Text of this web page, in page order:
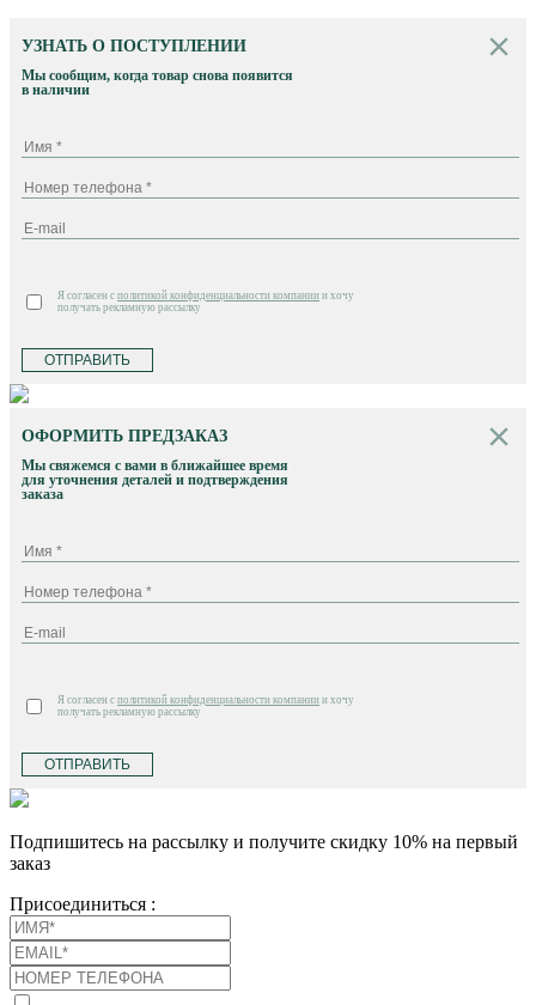
УЗНАТЬ О ПОСТУПЛЕНИИ
Мы сообщим, когда товар снова появится
в наличии
Я согласен с политикой конфиденциальности компании и хочу
получать рекламную рассылку
ОТПРАВИТЬ
ОФОРМИТЬ ПРЕДЗАКАЗ
Мы свяжемся с вами в ближайшее время
для уточнения деталей и подтверждения
заказа
Я согласен с политикой конфиденциальности компании и хочу
получать рекламную рассылку
ОТПРАВИТЬ
Подпишитесь на рассылку и получите скидку 10% на первый
заказ
Присоединиться :